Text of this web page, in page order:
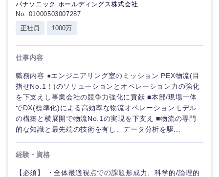
海外
パナソニック ホールディングス株式会社
No. 01000503007287
正社員
1000万
仕事内容
職務内容 ●エンジニアリング室のミッション PEX物流(目
指せNo.1！)のソリューションとオペレーション力の強化
を下支えし事業会社の競争力強化に貢献 ■本部/現場一体
でDX(標準化)による高効率な物流オペレーションモデル
の構築と横展開で物流No.1の実現を下支え ■物流の専門
的な知識と最先端の技術を有し、データ分析を駆...
経験・資格
【必須】 ・全体最適視点での課題形成力、科学的/論理的